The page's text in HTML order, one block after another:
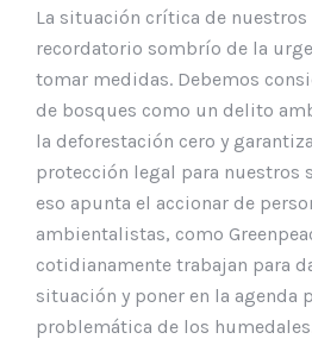
La situación crítica de nuestros
recordatorio sombrío de la
tomar medidas. Debemos
de bosques como un delito
la deforestación cero y
protección legal para nuestros
eso apunta el accionar de
ambientalistas, como
cotidianamente trabajan para
situación y poner en la agenda
problemática de los